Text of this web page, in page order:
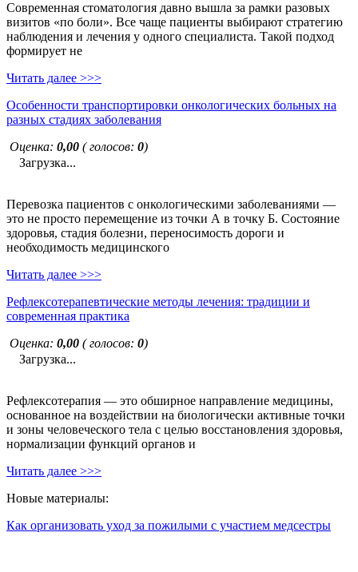
Современная стоматология давно вышла за рамки разовых
визитов «по боли». Все чаще пациенты выбирают стратегию
наблюдения и лечения у одного специалиста. Такой подход
формирует не
Читать далее >>>
Особенности транспортировки онкологических больных на
разных стадиях заболевания
Оценка: 0,00 ( голосов: 0)
Загрузка...
Перевозка пациентов с онкологическими заболеваниями —
это не просто перемещение из точки А в точку Б. Состояние
здоровья, стадия болезни, переносимость дороги и
необходимость медицинского
Читать далее >>>
Рефлексотерапевтические методы лечения: традиции и
современная практика
Оценка: 0,00 ( голосов: 0)
Загрузка...
Рефлексотерапия — это обширное направление медицины,
основанное на воздействии на биологически активные точки
и зоны человеческого тела с целью восстановления здоровья,
нормализации функций органов и
Читать далее >>>
Новые материалы:
Как организовать уход за пожилыми с участием медсестры